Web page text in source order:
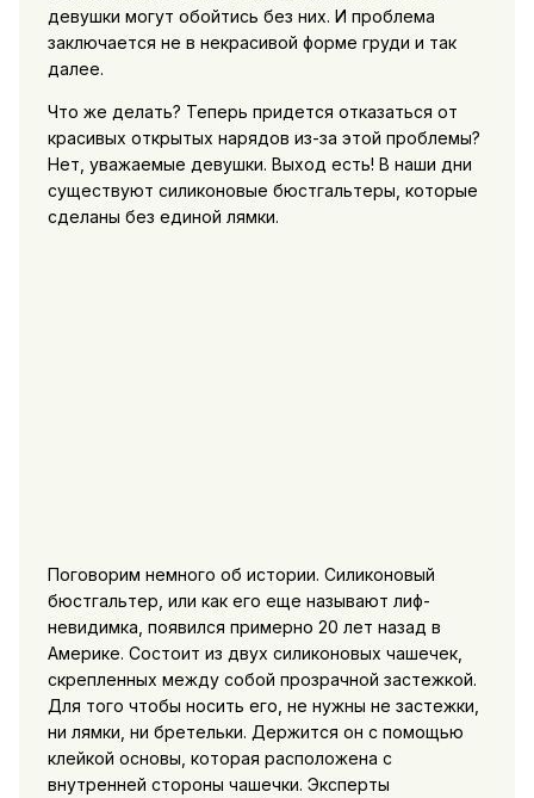
девушки могут обойтись без них. И проблема
заключается не в некрасивой форме груди и так
далее.
Что же делать? Теперь придется отказаться от
красивых открытых нарядов из-за этой проблемы?
Нет, уважаемые девушки. Выход есть! В наши дни
существуют силиконовые бюстгальтеры, которые
сделаны без единой лямки.
Поговорим немного об истории. Силиконовый
бюстгальтер, или как его еще называют лиф-
невидимка, появился примерно 20 лет назад в
Америке. Состоит из двух силиконовых чашечек,
скрепленных между собой прозрачной застежкой.
Для того чтобы носить его, не нужны не застежки,
ни лямки, ни бретельки. Держится он с помощью
клейкой основы, которая расположена с
внутренней стороны чашечки. Эксперты